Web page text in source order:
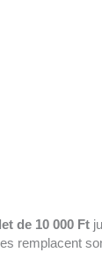
de 10 000 Ft
remplacent